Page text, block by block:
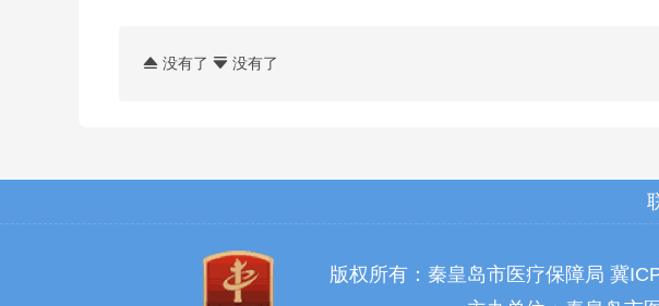
 没有了 没有了
版权所有：秦皇岛市医疗保障局 冀